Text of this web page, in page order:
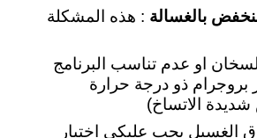
بالغسالة : هذه المشكلة
او عدم تناسب البرنامج
بروجرام ذو درجة حرارة
الاتساخ)
الغسيل يجب عليكي اختيار